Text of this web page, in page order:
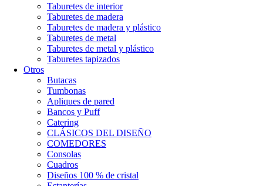
Taburetes de interior
Taburetes de madera
Taburetes de madera y plástico
Taburetes de metal
Taburetes de metal y plástico
Taburetes tapizados
Otros
Butacas
Tumbonas
Apliques de pared
Bancos y Puff
Catering
CLÁSICOS DEL DISEÑO
COMEDORES
Consolas
Cuadros
Diseños 100 % de cristal